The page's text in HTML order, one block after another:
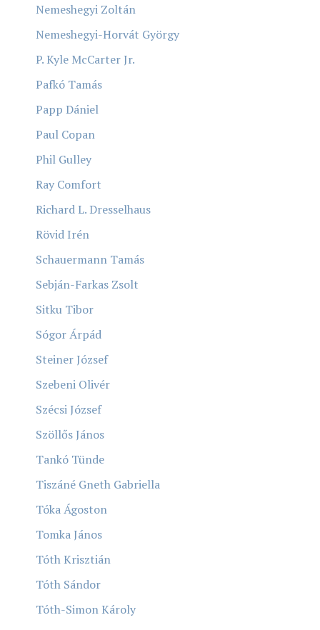
Nemeshegyi Zoltán
Nemeshegyi-Horvát György
P. Kyle McCarter Jr.
Pafkó Tamás
Papp Dániel
Paul Copan
Phil Gulley
Ray Comfort
Richard L. Dresselhaus
Rövid Irén
Schauermann Tamás
Sebján-Farkas Zsolt
Sitku Tibor
Sógor Árpád
Steiner József
Szebeni Olivér
Szécsi József
Szöllős János
Tankó Tünde
Tiszáné Gneth Gabriella
Tóka Ágoston
Tomka János
Tóth Krisztián
Tóth Sándor
Tóth-Simon Károly